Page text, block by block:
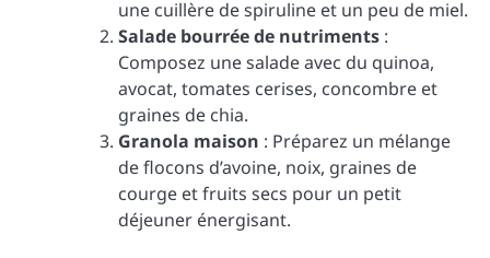
une cuillère de spiruline et un peu de miel.
Salade bourrée de nutriments :
Composez une salade avec du quinoa,
avocat, tomates cerises, concombre et
graines de chia.
Granola maison : Préparez un mélange
de flocons d’avoine, noix, graines de
courge et fruits secs pour un petit
déjeuner énergisant.